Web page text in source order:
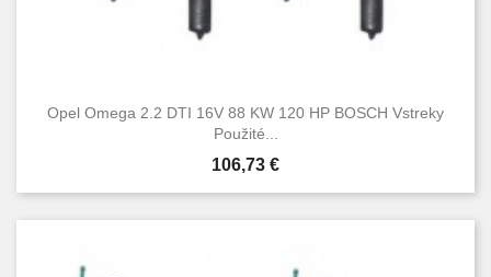
Opel Omega 2.2 DTI 16V 88 KW 120 HP BOSCH Vstreky
Použité...
Cena
106,73 €